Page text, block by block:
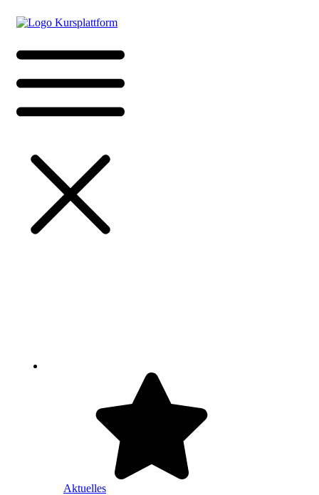
Aktuelles